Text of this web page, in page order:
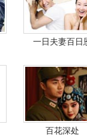
一日夫妻百日
百花深处